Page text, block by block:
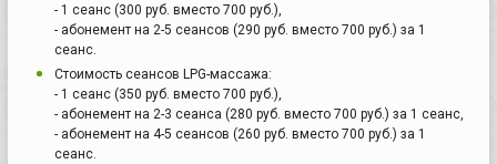
- 1 сеанс (300 руб. вместо 700 руб.),
- абонемент на 2-5 сеансов (290 руб. вместо 700 руб.) за 1
сеанс.
Стоимость сеансов LPG-массажа:
- 1 сеанс (350 руб. вместо 700 руб.),
- абонемент на 2-3 сеанса (280 руб. вместо 700 руб.) за 1 сеанс,
- абонемент на 4-5 сеансов (260 руб. вместо 700 руб.) за 1
сеанс.